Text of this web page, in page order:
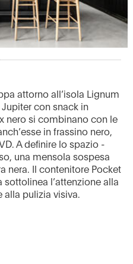
attorno all’isola Lignum
con snack in
nero si combinano con le
in frassino nero,
A definire lo spazio -
una mensola sospesa
nera. Il contenitore Pocket
l’attenzione alla
alla pulizia visiva.